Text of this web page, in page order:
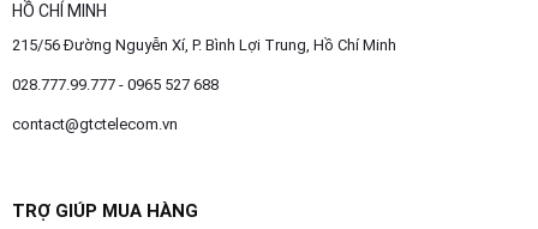
HỒ CHÍ MINH
215/56 Đường Nguyễn Xí, P. Bình Lợi Trung, Hồ Chí Minh
028.777.99.777 - 0965 527 688
contact@gtctelecom.vn
TRỢ GIÚP MUA HÀNG